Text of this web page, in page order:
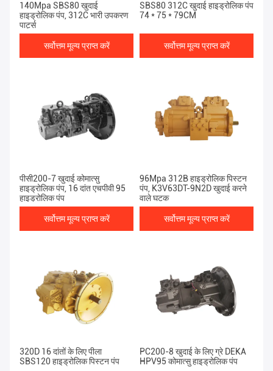
140Mpa SBS80 खुदाई
हाइड्रोलिक पंप, 312C भारी उपकरण
पार्ट्स
सर्वोत्तम मूल्य प्राप्त करें
SBS80 312C खुदाई हाइड्रोलिक पंप
74 * 75 * 79CM
सर्वोत्तम मूल्य प्राप्त करें
पीसी200-7 खुदाई कोमात्सु
हाइड्रोलिक पंप, 16 दांत एचपीवी 95
हाइड्रोलिक पंप
सर्वोत्तम मूल्य प्राप्त करें
96Mpa 312B हाइड्रोलिक पिस्टन
पंप, K3V63DT-9N2D खुदाई करने
वाले घटक
सर्वोत्तम मूल्य प्राप्त करें
320D 16 दांतों के लिए पीला
SBS120 हाइड्रोलिक पिस्टन पंप
PC200-8 खुदाई के लिए ग्रे DEKA
HPV95 कोमात्सु हाइड्रोलिक पंप